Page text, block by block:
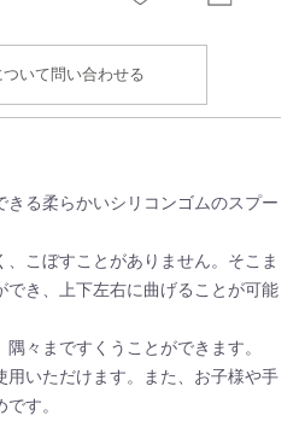
いて問い合わせる
る柔らかいシリコンゴムのスプー
、こぼすことがありません。そこま
でき、上下左右に曲げることが可能
々まですくうことができます。
用いただけます。また、お子様や手
す。